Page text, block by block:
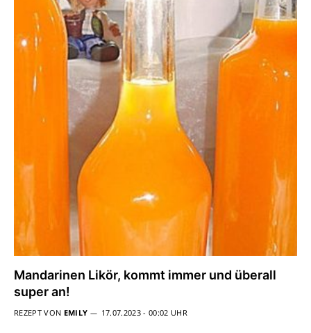
Mandarinen Likör, kommt immer und überall
super an!
REZEPT VON EMILY 17.07.2023 - 00:02 UHR